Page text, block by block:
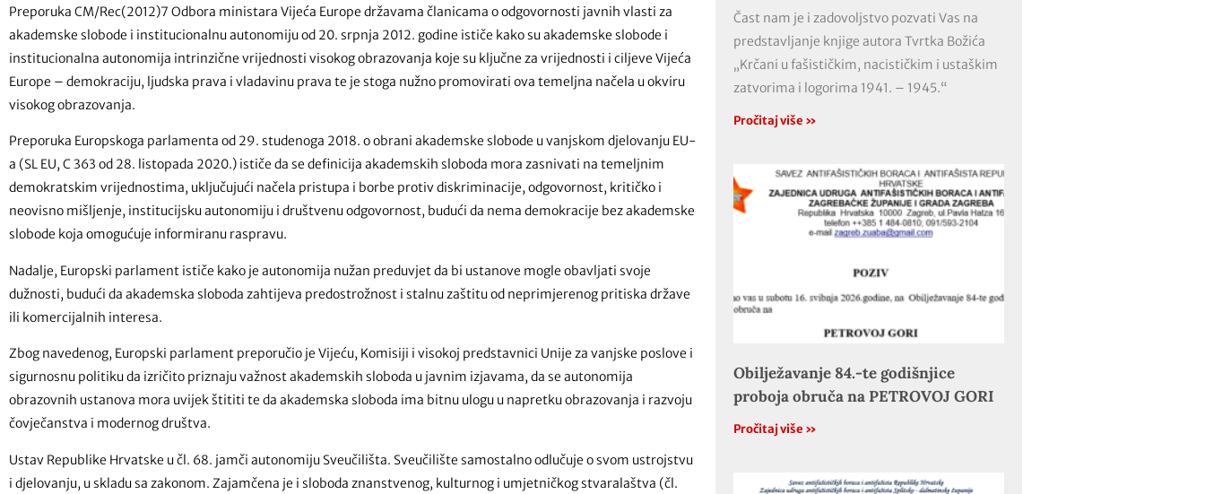
Preporuka CM/Rec(2012)7 Odbora ministara Vijeća Europe državama članicama o odgovornosti javnih vlasti za
akademske slobode i institucionalnu autonomiju od 20. srpnja 2012. godine ističe kako su akademske slobode i
institucionalna autonomija intrinzične vrijednosti visokog obrazovanja koje su ključne za vrijednosti i ciljeve Vijeća
Europe – demokraciju, ljudska prava i vladavinu prava te je stoga nužno promovirati ova temeljna načela u okviru
visokog obrazovanja.
Preporuka Europskoga parlamenta od 29. studenoga 2018. o obrani akademske slobode u vanjskom djelovanju EU-
a (SL EU, C 363 od 28. listopada 2020.) ističe da se definicija akademskih sloboda mora zasnivati na temeljnim
demokratskim vrijednostima, uključujući načela pristupa i borbe protiv diskriminacije, odgovornost, kritičko i
neovisno mišljenje, institucijsku autonomiju i društvenu odgovornost, budući da nema demokracije bez akademske
slobode koja omogućuje informiranu raspravu.
Nadalje, Europski parlament ističe kako je autonomija nužan preduvjet da bi ustanove mogle obavljati svoje
dužnosti, budući da akademska sloboda zahtijeva predostrožnost i stalnu zaštitu od neprimjerenog pritiska države
ili komercijalnih interesa.
Zbog navedenog, Europski parlament preporučio je Vijeću, Komisiji i visokoj predstavnici Unije za vanjske poslove i
sigurnosnu politiku da izričito priznaju važnost akademskih sloboda u javnim izjavama, da se autonomija
obrazovnih ustanova mora uvijek štititi te da akademska sloboda ima bitnu ulogu u napretku obrazovanja i razvoju
čovječanstva i modernog društva.
Ustav Republike Hrvatske u čl. 68. jamči autonomiju Sveučilišta. Sveučilište samostalno odlučuje o svom ustrojstvu
i djelovanju, u skladu sa zakonom. Zajamčena je i sloboda znanstvenog, kulturnog i umjetničkog stvaralaštva (čl.
Čast nam je i zadovoljstvo pozvati Vas na
predstavljanje knjige autora Tvrtka Božića
„Krčani u fašističkim, nacističkim i ustaškim
zatvorima i logorima 1941. – 1945.“
Pročitaj više »
Obilježavanje 84.-te godišnjice
proboja obruča na PETROVOJ GORI
Pročitaj više »